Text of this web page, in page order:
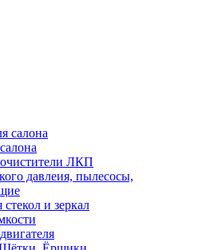
салона
ЛКП
давлеия, пылесосы,
стекол и зеркал